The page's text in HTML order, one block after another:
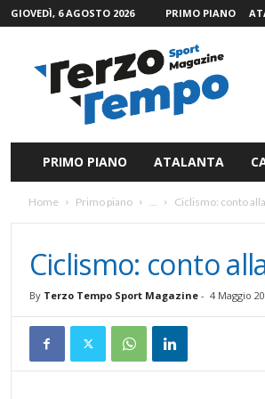
GIOVEDÌ, 6 AGOSTO 2026 PRIMO PIANO
PRIMO PIANO ATALANTA
Home Primo piano ... Ciclismo: conto
Ciclismo: conto
By Terzo Tempo Sport Magazine- 4 Maggio